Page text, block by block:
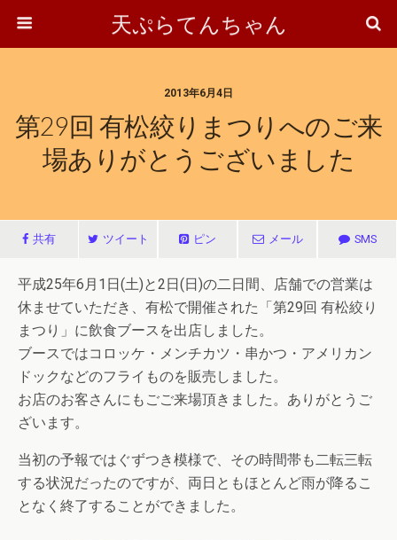
天ぷらてんちゃん
2013年6月4日
第29回 有松絞りまつりへのご来
場ありがとうございました
共有 ツイート ピン メール SMS
平成25年6月1日(土)と2日(日)の二日間、店舗での営業は
休ませていただき、有松で開催された「第29回 有松絞り
まつり」に飲食ブースを出店しました。
ブースではコロッケ・メンチカツ・串かつ・アメリカン
ドックなどのフライものを販売しました。
お店のお客さんにもごご来場頂きました。ありがとうご
ざいます。
当初の予報ではぐずつき模様で、その時間帯も二転三転
する状況だったのですが、両日ともほとんど雨が降るこ
となく終了することができました。